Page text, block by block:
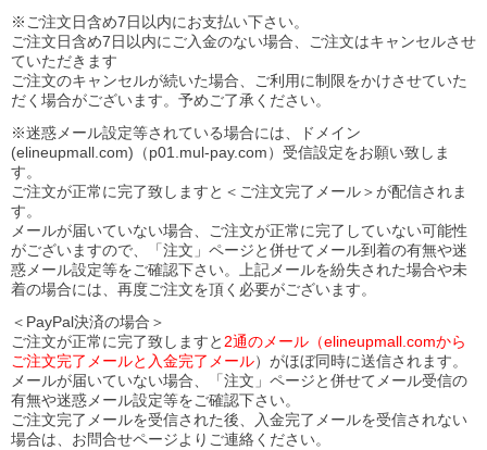
※ご注文日含め7日以内にお支払い下さい。
ご注文日含め7日以内にご入金のない場合、ご注文はキャンセルさせ
ていただきます
ご注文のキャンセルが続いた場合、ご利用に制限をかけさせていた
だく場合がございます。予めご了承ください。
※迷惑メール設定等されている場合には、ドメイン
(elineupmall.com)（p01.mul-pay.com）受信設定をお願い致しま
す。
ご注文が正常に完了致しますと＜ご注文完了メール＞が配信されま
す。
メールが届いていない場合、ご注文が正常に完了していない可能性
がございますので、「注文」ページと併せてメール到着の有無や迷
惑メール設定等をご確認下さい。
上記メールを紛失された場合や未
着の場合には、再度ご注文を頂く必要がございます。
＜PayPal決済の場合＞
ご注文が正常に完了致しますと 2通のメール（elineupmall.comから
ご注文完了メールと入金完了メール）がほぼ同時に送信されます。
メールが届いていない場合、「注文」ページと併せてメール受信の
有無や迷惑メール設定等をご確認下さい。
ご注文完了メールを受信された後、入金完了メールを受信されない
場合は、お問合せページよりご連絡ください。